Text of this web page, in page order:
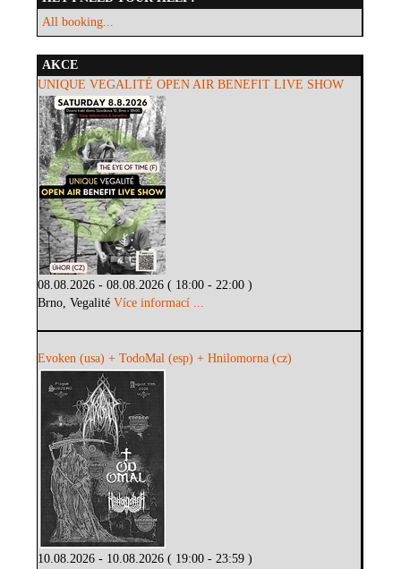
All booking...
AKCE
UNIQUE VEGALITÉ OPEN AIR BENEFIT LIVE SHOW
08.08.2026 - 08.08.2026 ( 18:00 - 22:00 )
Brno, VegalitéVíce informací ...
Evoken (usa) + TodoMal (esp) + Hnilomorna (cz)
10.08.2026 - 10.08.2026 ( 19:00 - 23:59 )